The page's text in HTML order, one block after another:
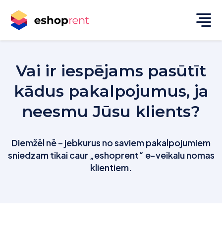
Vai ir iespējams pasūtīt
kādus pakalpojumus, ja
neesmu Jūsu klients?
Diemžēl nē – jebkurus no saviem pakalpojumiem
sniedzam tikai caur „eshoprent“ e-veikalu nomas
klientiem.